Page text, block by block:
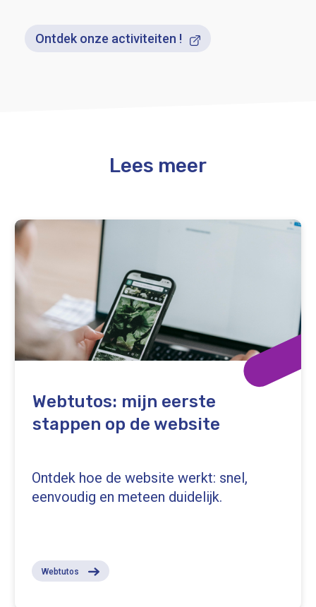
Ontdek onze activiteiten !
Lees meer
Webtutos: mijn eerste
stappen op de website
Ontdek hoe de website werkt: snel,
eenvoudig en meteen duidelijk.
Webtutos